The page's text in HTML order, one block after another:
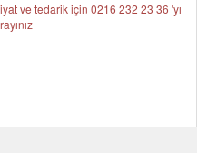
ve tedarik için 0216 232 23 36 'yı